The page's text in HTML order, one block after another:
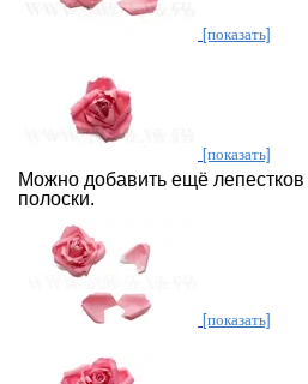
[показать]
[показать]
Можно добавить ещё лепестков
полоски.
[показать]